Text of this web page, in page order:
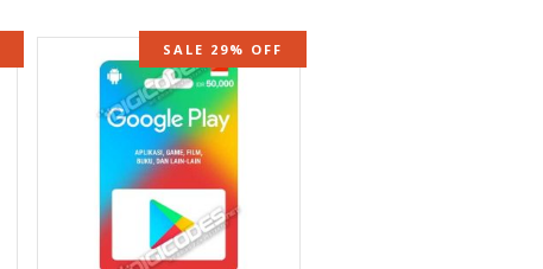
SALE 29% OFF